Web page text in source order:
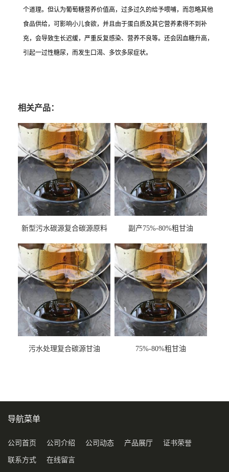
个道理。但认为葡萄糖营养价值高，过多过久的给予喂哺，而忽略其他
食品供给，可影响小儿食欲，并且由于蛋白质及其它营养素得不到补
充，会导致生长迟缓，严重反复感染、营养不良等。还会因血糖升高，
引起一过性糖尿，而发生口渴、多饮多尿症状。
相关产品：
新型污水碳源复合碳源原料
副产75%-80%粗甘油
污水处理复合碳源甘油
75%-80%粗甘油
导航菜单
公司首页 公司介绍 公司动态 产品展厅 证书荣誉
联系方式 在线留言